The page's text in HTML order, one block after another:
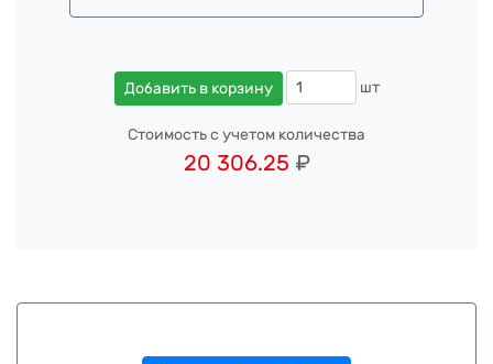
Добавить в корзину шт
Стоимость с учетом количества
20 306.25 ₽